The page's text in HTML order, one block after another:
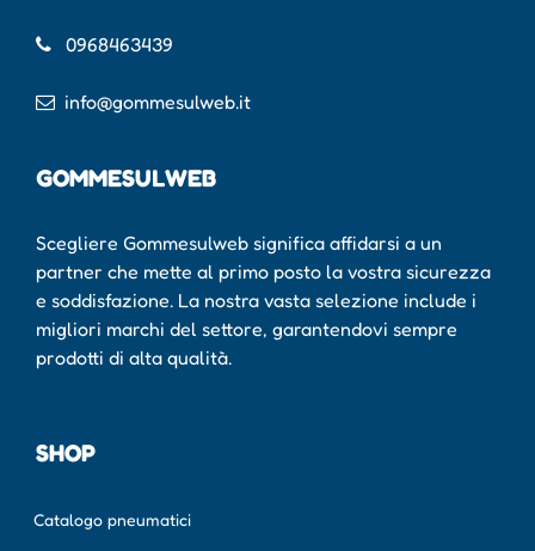
0968463439
info@gommesulweb.it
GOMMESULWEB
Scegliere Gommesulweb significa affidarsi a un
partner che mette al primo posto la vostra sicurezza
e soddisfazione. La nostra vasta selezione include i
migliori marchi del settore, garantendovi sempre
prodotti di alta qualità.
SHOP
Catalogo pneumatici